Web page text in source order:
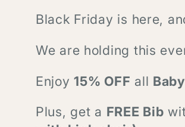
o
l
l
Black Friday is here,
We are holding this
Enjoy15% OFF all
Plus, get a FREE Bib